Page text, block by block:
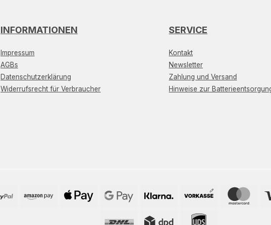
INFORMATIONEN
Impressum
AGBs
Datenschutzerklärung
Widerrufsrecht für Verbraucher
SERVICE
Kontakt
Newsletter
Zahlung und Versand
Hinweise zur